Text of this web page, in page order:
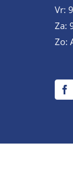
Vr:
Za:
Zo: